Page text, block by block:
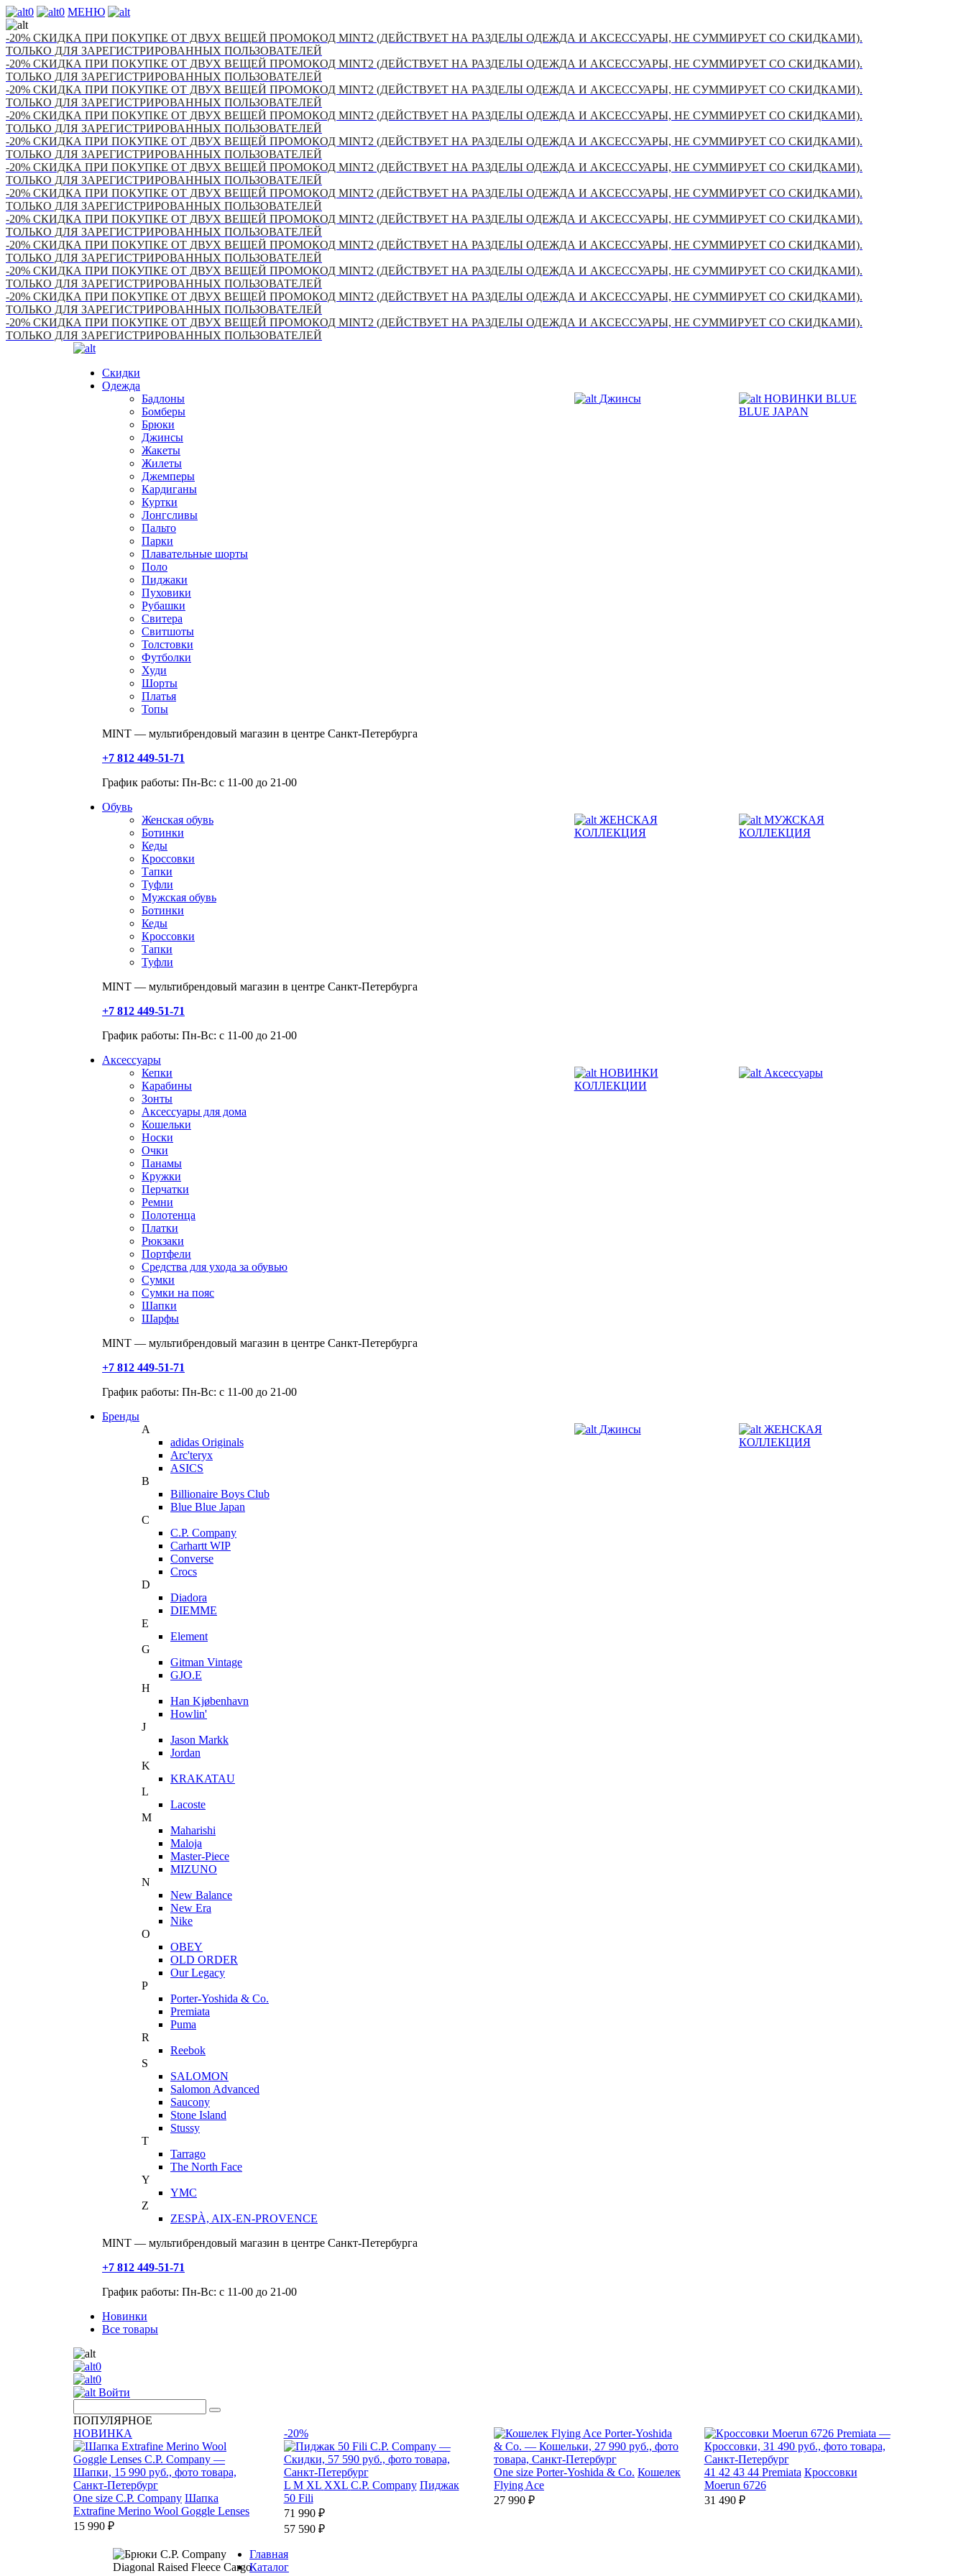
0 0 МЕНЮ
-20% СКИДКА ПРИ ПОКУПКЕ ОТ ДВУХ ВЕЩЕЙ ПРОМОКОД MINT2 (ДЕЙСТВУЕТ НА РАЗДЕЛЫ ОДЕЖДА И АКСЕССУАРЫ, НЕ СУММИРУЕТ СО СКИДКАМИ).
ТОЛЬКО ДЛЯ ЗАРЕГИСТРИРОВАННЫХ ПОЛЬЗОВАТЕЛЕЙ
-20% СКИДКА ПРИ ПОКУПКЕ ОТ ДВУХ ВЕЩЕЙ ПРОМОКОД MINT2 (ДЕЙСТВУЕТ НА РАЗДЕЛЫ ОДЕЖДА И АКСЕССУАРЫ, НЕ СУММИРУЕТ СО СКИДКАМИ).
ТОЛЬКО ДЛЯ ЗАРЕГИСТРИРОВАННЫХ ПОЛЬЗОВАТЕЛЕЙ
-20% СКИДКА ПРИ ПОКУПКЕ ОТ ДВУХ ВЕЩЕЙ ПРОМОКОД MINT2 (ДЕЙСТВУЕТ НА РАЗДЕЛЫ ОДЕЖДА И АКСЕССУАРЫ, НЕ СУММИРУЕТ СО СКИДКАМИ).
ТОЛЬКО ДЛЯ ЗАРЕГИСТРИРОВАННЫХ ПОЛЬЗОВАТЕЛЕЙ
-20% СКИДКА ПРИ ПОКУПКЕ ОТ ДВУХ ВЕЩЕЙ ПРОМОКОД MINT2 (ДЕЙСТВУЕТ НА РАЗДЕЛЫ ОДЕЖДА И АКСЕССУАРЫ, НЕ СУММИРУЕТ СО СКИДКАМИ).
ТОЛЬКО ДЛЯ ЗАРЕГИСТРИРОВАННЫХ ПОЛЬЗОВАТЕЛЕЙ
-20% СКИДКА ПРИ ПОКУПКЕ ОТ ДВУХ ВЕЩЕЙ ПРОМОКОД MINT2 (ДЕЙСТВУЕТ НА РАЗДЕЛЫ ОДЕЖДА И АКСЕССУАРЫ, НЕ СУММИРУЕТ СО СКИДКАМИ).
ТОЛЬКО ДЛЯ ЗАРЕГИСТРИРОВАННЫХ ПОЛЬЗОВАТЕЛЕЙ
-20% СКИДКА ПРИ ПОКУПКЕ ОТ ДВУХ ВЕЩЕЙ ПРОМОКОД MINT2 (ДЕЙСТВУЕТ НА РАЗДЕЛЫ ОДЕЖДА И АКСЕССУАРЫ, НЕ СУММИРУЕТ СО СКИДКАМИ).
ТОЛЬКО ДЛЯ ЗАРЕГИСТРИРОВАННЫХ ПОЛЬЗОВАТЕЛЕЙ
-20% СКИДКА ПРИ ПОКУПКЕ ОТ ДВУХ ВЕЩЕЙ ПРОМОКОД MINT2 (ДЕЙСТВУЕТ НА РАЗДЕЛЫ ОДЕЖДА И АКСЕССУАРЫ, НЕ СУММИРУЕТ СО СКИДКАМИ).
ТОЛЬКО ДЛЯ ЗАРЕГИСТРИРОВАННЫХ ПОЛЬЗОВАТЕЛЕЙ
-20% СКИДКА ПРИ ПОКУПКЕ ОТ ДВУХ ВЕЩЕЙ ПРОМОКОД MINT2 (ДЕЙСТВУЕТ НА РАЗДЕЛЫ ОДЕЖДА И АКСЕССУАРЫ, НЕ СУММИРУЕТ СО СКИДКАМИ).
ТОЛЬКО ДЛЯ ЗАРЕГИСТРИРОВАННЫХ ПОЛЬЗОВАТЕЛЕЙ
-20% СКИДКА ПРИ ПОКУПКЕ ОТ ДВУХ ВЕЩЕЙ ПРОМОКОД MINT2 (ДЕЙСТВУЕТ НА РАЗДЕЛЫ ОДЕЖДА И АКСЕССУАРЫ, НЕ СУММИРУЕТ СО СКИДКАМИ).
ТОЛЬКО ДЛЯ ЗАРЕГИСТРИРОВАННЫХ ПОЛЬЗОВАТЕЛЕЙ
-20% СКИДКА ПРИ ПОКУПКЕ ОТ ДВУХ ВЕЩЕЙ ПРОМОКОД MINT2 (ДЕЙСТВУЕТ НА РАЗДЕЛЫ ОДЕЖДА И АКСЕССУАРЫ, НЕ СУММИРУЕТ СО СКИДКАМИ).
ТОЛЬКО ДЛЯ ЗАРЕГИСТРИРОВАННЫХ ПОЛЬЗОВАТЕЛЕЙ
-20% СКИДКА ПРИ ПОКУПКЕ ОТ ДВУХ ВЕЩЕЙ ПРОМОКОД MINT2 (ДЕЙСТВУЕТ НА РАЗДЕЛЫ ОДЕЖДА И АКСЕССУАРЫ, НЕ СУММИРУЕТ СО СКИДКАМИ).
ТОЛЬКО ДЛЯ ЗАРЕГИСТРИРОВАННЫХ ПОЛЬЗОВАТЕЛЕЙ
-20% СКИДКА ПРИ ПОКУПКЕ ОТ ДВУХ ВЕЩЕЙ ПРОМОКОД MINT2 (ДЕЙСТВУЕТ НА РАЗДЕЛЫ ОДЕЖДА И АКСЕССУАРЫ, НЕ СУММИРУЕТ СО СКИДКАМИ).
ТОЛЬКО ДЛЯ ЗАРЕГИСТРИРОВАННЫХ ПОЛЬЗОВАТЕЛЕЙ
Скидки
Одежда
Бадлоны
Бомберы
Брюки
Джинсы
Жакеты
Жилеты
Джемперы
Кардиганы
Куртки
Лонгсливы
Пальто
Парки
Плавательные шорты
Поло
Пиджаки
Пуховики
Рубашки
Свитера
Свитшоты
Толстовки
Футболки
Худи
Шорты
Платья
Топы
Джинсы
НОВИНКИ BLUE
BLUE JAPAN
MINT — мультибрендовый магазин в центре Санкт-Петербурга
+7 812 449-51-71
График работы: Пн-Вс: с 11-00 до 21-00
Обувь
Женская обувь
Ботинки
Кеды
Кроссовки
Тапки
Туфли
Мужская обувь
Ботинки
Кеды
Кроссовки
Тапки
Туфли
ЖЕНСКАЯ
КОЛЛЕКЦИЯ
МУЖСКАЯ
КОЛЛЕКЦИЯ
MINT — мультибрендовый магазин в центре Санкт-Петербурга
+7 812 449-51-71
График работы: Пн-Вс: с 11-00 до 21-00
Аксессуары
Кепки
Карабины
Зонты
Аксессуары для дома
Кошельки
Носки
Очки
Панамы
Кружки
Перчатки
Ремни
Полотенца
Платки
Рюкзаки
Портфели
Средства для ухода за обувью
Сумки
Сумки на пояс
Шапки
Шарфы
НОВИНКИ
КОЛЛЕКЦИИ
Аксессуары
MINT — мультибрендовый магазин в центре Санкт-Петербурга
+7 812 449-51-71
График работы: Пн-Вс: с 11-00 до 21-00
Бренды
A
adidas Originals
Arc'teryx
ASICS
B
Billionaire Boys Club
Blue Blue Japan
C
C.P. Company
Carhartt WIP
Converse
Crocs
D
Diadora
DIEMME
E
Element
G
Gitman Vintage
GJO.E
H
Han Kjøbenhavn
Howlin'
J
Jason Markk
Jordan
K
KRAKATAU
L
Lacoste
M
Maharishi
Maloja
Master-Piece
MIZUNO
N
New Balance
New Era
Nike
O
OBEY
OLD ORDER
Our Legacy
P
Porter-Yoshida & Co.
Premiata
Puma
R
Reebok
S
SALOMON
Salomon Advanced
Saucony
Stone Island
Stussy
T
Tarrago
The North Face
Y
YMC
Z
ZESPÀ, AIX-EN-PROVENCE
Джинсы
ЖЕНСКАЯ
КОЛЛЕКЦИЯ
MINT — мультибрендовый магазин в центре Санкт-Петербурга
+7 812 449-51-71
График работы: Пн-Вс: с 11-00 до 21-00
Новинки
Все товары
0
0
Войти
ПОПУЛЯРНОЕ
НОВИНКА
One size C.P. Company Шапка
Extrafine Merino Wool Goggle Lenses
15 990 ₽
-20%
L M XL XXL C.P. Company Пиджак
50 Fili
71 990 ₽
57 590 ₽
One size Porter-Yoshida & Co. Кошелек
Flying Ace
27 990 ₽
41 42 43 44 Premiata Кроссовки
Moerun 6726
31 490 ₽
Главная
Каталог